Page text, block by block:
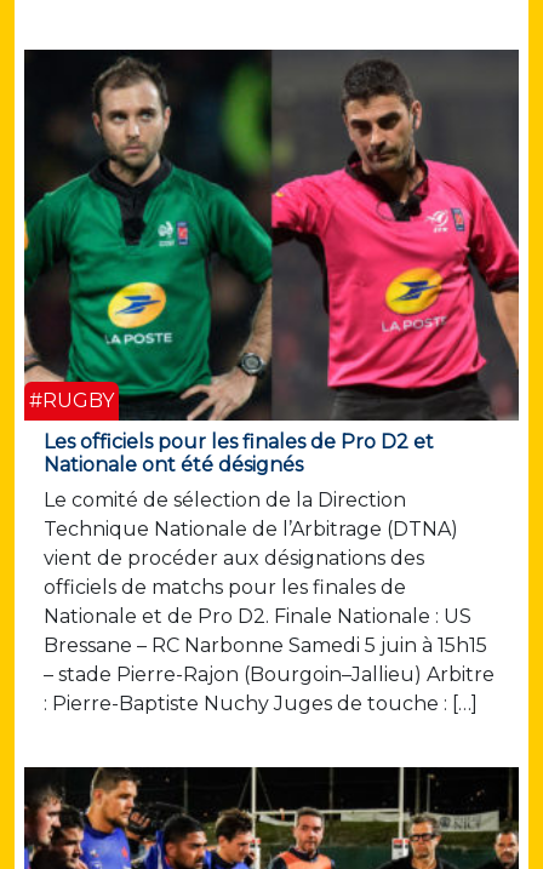
#RUGBY
Les officiels pour les finales de Pro D2 et
Nationale ont été désignés
Le comité de sélection de la Direction
Technique Nationale de l’Arbitrage (DTNA)
vient de procéder aux désignations des
officiels de matchs pour les finales de
Nationale et de Pro D2. Finale Nationale : US
Bressane – RC Narbonne Samedi 5 juin à 15h15
– stade Pierre-Rajon (Bourgoin–Jallieu) Arbitre
: Pierre-Baptiste Nuchy Juges de touche : […]